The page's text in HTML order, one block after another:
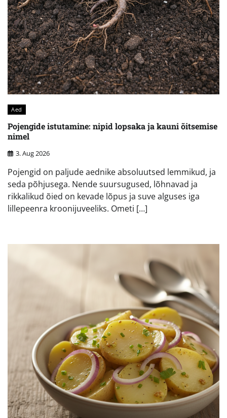
Aed
Pojengide istutamine: nipid lopsaka ja kauni õitsemise
nimel
3. Aug 2026
Pojengid on paljude aednike absoluutsed lemmikud, ja
seda põhjusega. Nende suursugused, lõhnavad ja
rikkalikud õied on kevade lõpus ja suve alguses iga
lillepeenra kroonijuveeliks. Ometi […]